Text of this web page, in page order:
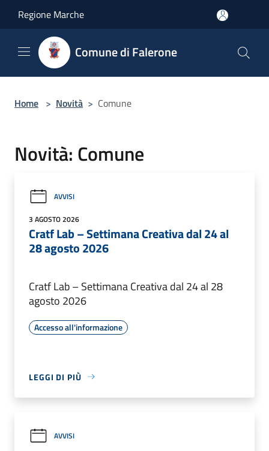
Regione Marche
Comune di Falerone
Home > Novità > Comune
Novità: Comune
AVVISI
3 AGOSTO 2026
Cratf Lab – Settimana Creativa dal 24 al
28 agosto 2026
Cratf Lab – Settimana Creativa dal 24 al 28
agosto 2026
Accesso all'informazione
LEGGI DI PIÙ
AVVISI